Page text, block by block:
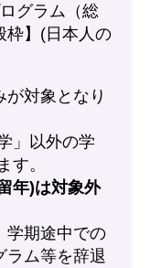
グラム（総
枠】(日本人の
対象となり
」以外の学
す。
年)は対象外
学期途中での
ラム等を辞退